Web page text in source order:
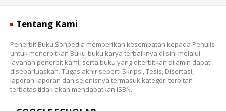
Tentang Kami
Penerbit Buku Sonpedia memberikan kesempatan kepada Penulis
untuk menerbitkan Buku-buku karya terbaiknya di sini melalui
layanan penerbit kami, serta buku yang diterbitkan dijamin dapat
disebarluaskan. Tugas akhir seperti Skripsi, Tesis, Disertasi,
laporan-laporan dan sejenisnya termasuk kategori terbitan
terbatas tidak akan mendapatkan ISBN.